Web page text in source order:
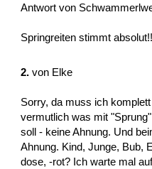
Antwort von
Springreiten stimmt
2. von Elke
Sorry, da muss ich
vermutlich was mit
soll - keine Ahnung. Und
Ahnung. Kind, Junge, Bub,
dose, -rot? Ich warte mal